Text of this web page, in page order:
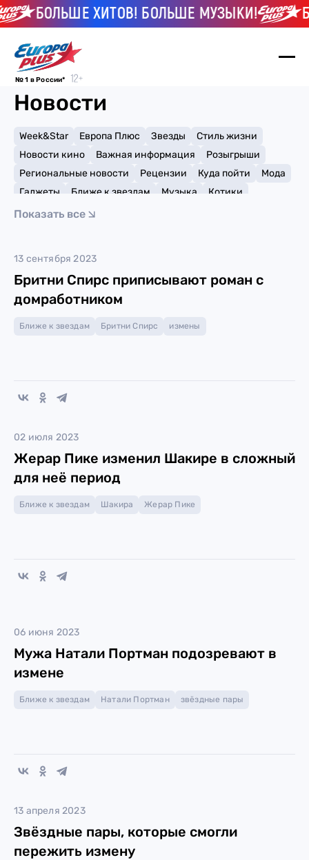
БОЛЬШЕ ХИТОВ! БОЛЬШЕ МУЗЫКИ!
№ 1 в России*
Новости
Week&Star Европа Плюс Звезды
Стиль жизни
Новости кино
Важная информация
Розыгрыши
Региональные новости
Рецензии Куда пойти
Мода
Гаджеты
Ближе к звездам Музыка
Котики
Мемы и тренды
Показать все
13 сентября 2023
Бритни Спирс приписывают роман с
домработником
Ближе к звездам Бритни Спирс измены
02 июля 2023
Жерар Пике изменил Шакире в сложный
для неё период
Ближе к звездам Шакира Жерар Пике
06 июня 2023
Мужа Натали Портман подозревают в
измене
Ближе к звездам Натали Портман звёздные пары
13 апреля 2023
Звёздные пары, которые смогли
пережить измену